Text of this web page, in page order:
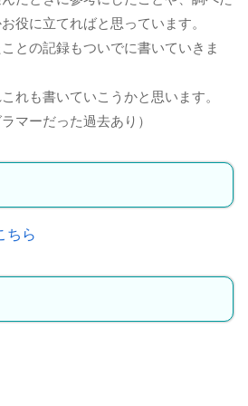
役に立てればと思っています。
との記録もついでに書いていきま
れも書いていこうかと思います。
マーだった過去あり）
ちら